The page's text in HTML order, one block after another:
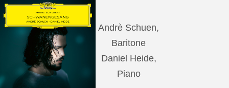
Andrè Schuen,
Baritone
Daniel Heide,
Piano